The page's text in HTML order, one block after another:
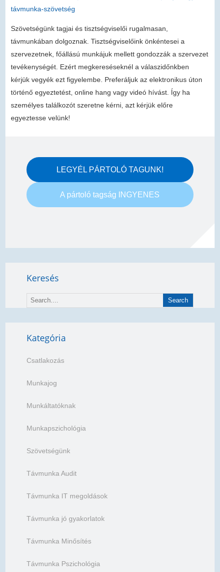
távmunka-szövetség
Szövetségünk tagjai és tisztségviselői rugalmasan,
távmunkában dolgoznak. Tisztségviselőink önkéntesei a
szervezetnek, főállású munkájuk mellett gondozzák a szervezet
tevékenységét. Ezért megkereséseknél a válaszidőnkben
kérjük vegyék ezt figyelembe. Preferáljuk az elektronikus úton
történő egyeztetést, online hang vagy videó hívást. Így ha
személyes találkozót szeretne kérni, azt kérjük előre
egyeztesse velünk!
LEGYÉL PÁRTOLÓ TAGUNK!
A pártoló tagság INGYENES
Keresés
Kategória
Csatlakozás
Munkajog
Munkáltatóknak
Munkapszichológia
Szövetségünk
Távmunka Audit
Távmunka IT megoldások
Távmunka jó gyakorlatok
Távmunka Minősítés
Távmunka Pszichológia